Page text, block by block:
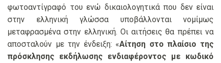
φωτοαντίγραφό του ενώ δικαιολογητικά που δεν είναι
στην ελληνική γλώσσα υποβάλλονται νομίμως
μεταφρασμένα στην ελληνική. Οι αιτήσεις θα πρέπει να
αποσταλούν με την ένδειξη: «Αίτηση στο πλαίσιο της
πρόσκλησης εκδήλωσης ενδιαφέροντος με κωδικό